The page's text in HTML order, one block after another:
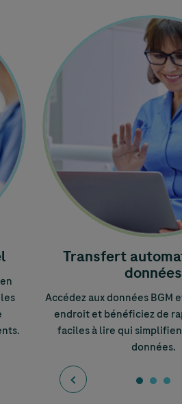
Transfert
données
Accédez aux données BGM
endroit et bénéficiez de
faciles à lire qui
données.